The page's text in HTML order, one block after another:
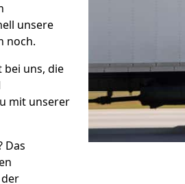
unsere
noch.
bei uns, die
mit unserer
Das